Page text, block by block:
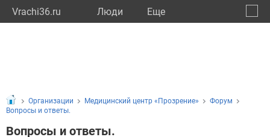
Vrachi36.ru Люди Eще
Организации Медицинский центр «Прозрение»
Форум
Вопросы и ответы.
Вопросы и ответы.